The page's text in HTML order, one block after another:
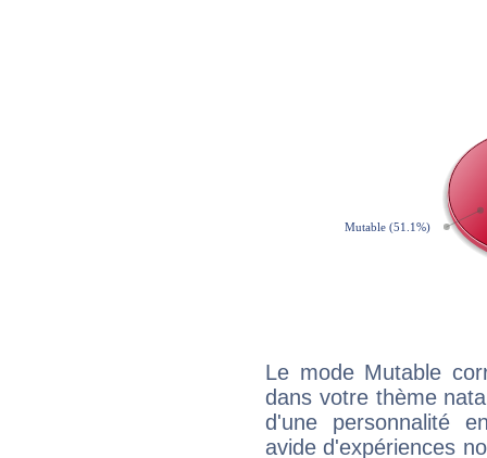
Le mode Mutable
dans votre thème
d'une personnalité
avide d'expériences